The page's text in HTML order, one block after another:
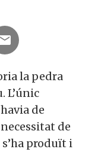
la pedra
L’únic
de
de
produït i